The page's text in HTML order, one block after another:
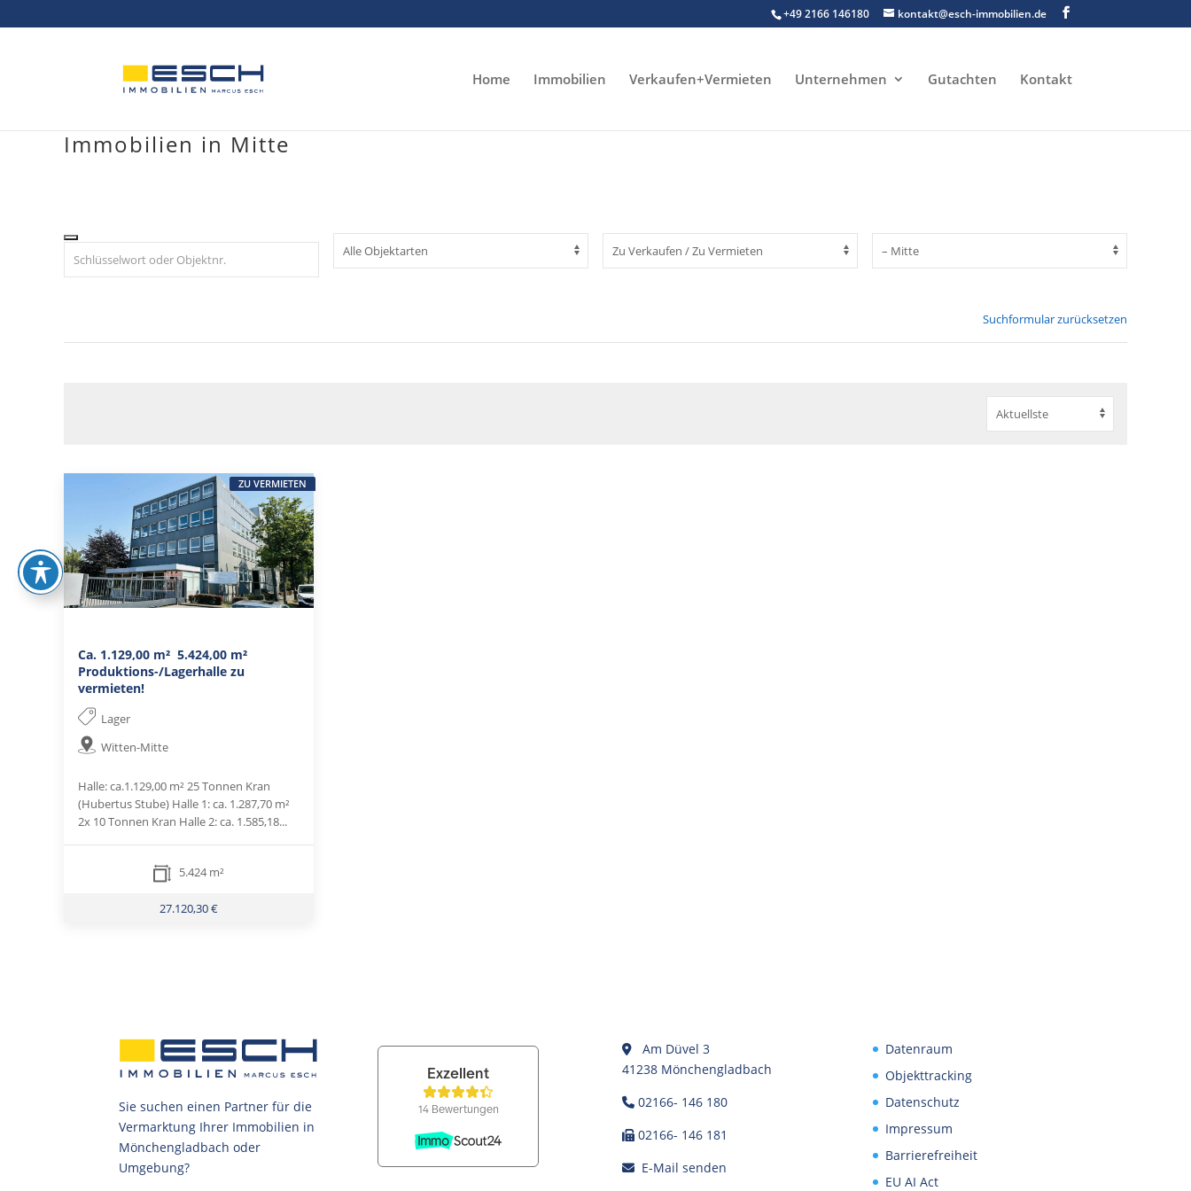
to
+49 2166 146180 kontakt@esch-immobilien.de
Home Immobilien Verkaufen+Vermieten Unternehmen Gutachten Kontakt
Immobilien in Mitte
Suchformular zurücksetzen
Ca. 1.129,00 m²  5.424,00 m²
Produktions-/Lagerhalle zu
vermieten!
Lager
Witten-Mitte
Halle: ca.1.129,00 m² 25 Tonnen Kran
(Hubertus Stube) Halle 1: ca. 1.287,70 m²
2x 10 Tonnen Kran Halle 2: ca. 1.585,18...
5.424 m²
27.120,30 €
ZU VERMIETEN
Sie suchen einen Partner für die
Vermarktung Ihrer Immobilien in
Mönchengladbach oder
Umgebung?
Am Düvel 3
41238 Mönchengladbach
02166- 146 180
02166- 146 181
E-Mail senden
Datenraum
Objekttracking
Datenschutz
Impressum
Barrierefreiheit
EU AI Act